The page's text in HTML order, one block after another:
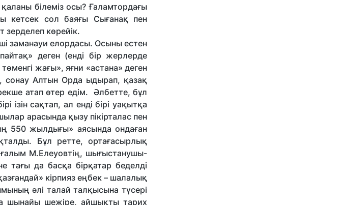
білеміз осы? Ғаламтордағы
кетсек сол баяғы Сығанақ пен
зерделеп көрейік.
заманауи елордасы. Осыны естен
деген (енді бір жерлерде
жағы», яғни «астана» деген
сонау Алтын Орда ыдырап, қазақ
атап өтер едім. Әлбетте, бұл
ізін сақтап, ал енді бірі уақытқа
арасында қызу пікірталас пен
550 жылдығы» аясында ондаған
Бұл ретте, ортағасырлық
М.Елеуовтің, шығыстанушы-
тағы да басқа бірқатар беделді
кірпияз еңбек – шалалық
әлі талай талқысына түсері
шынайы шежіре, айшықты тарих